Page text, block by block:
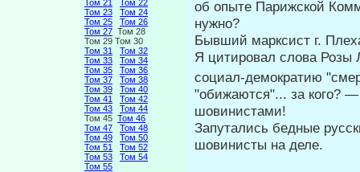
Том 21
Том 22
Том 23
Том 24
Том 25
Том 26
Том 27 Том 28
Том 29 Том 30
Том 31
Том 32
Том 33
Том 34
Том 35
Том 36
Том 37
Том 38
Том 39
Том 40
Том 41
Том 42
Том 43
Том 44
Том 45 Том 46
Том 47
Том 48
Том 49
Том 50
Том 51
Том 52
Том 53
Том 54
Том 55
об опыте Парижской
нужно?
Бывший марксист г.
Я цитировал слова Розы
соци­ал-демократию
"обижают­ся"... за кого?
шовинистами!
Запутались бедные
шовинисты на деле.